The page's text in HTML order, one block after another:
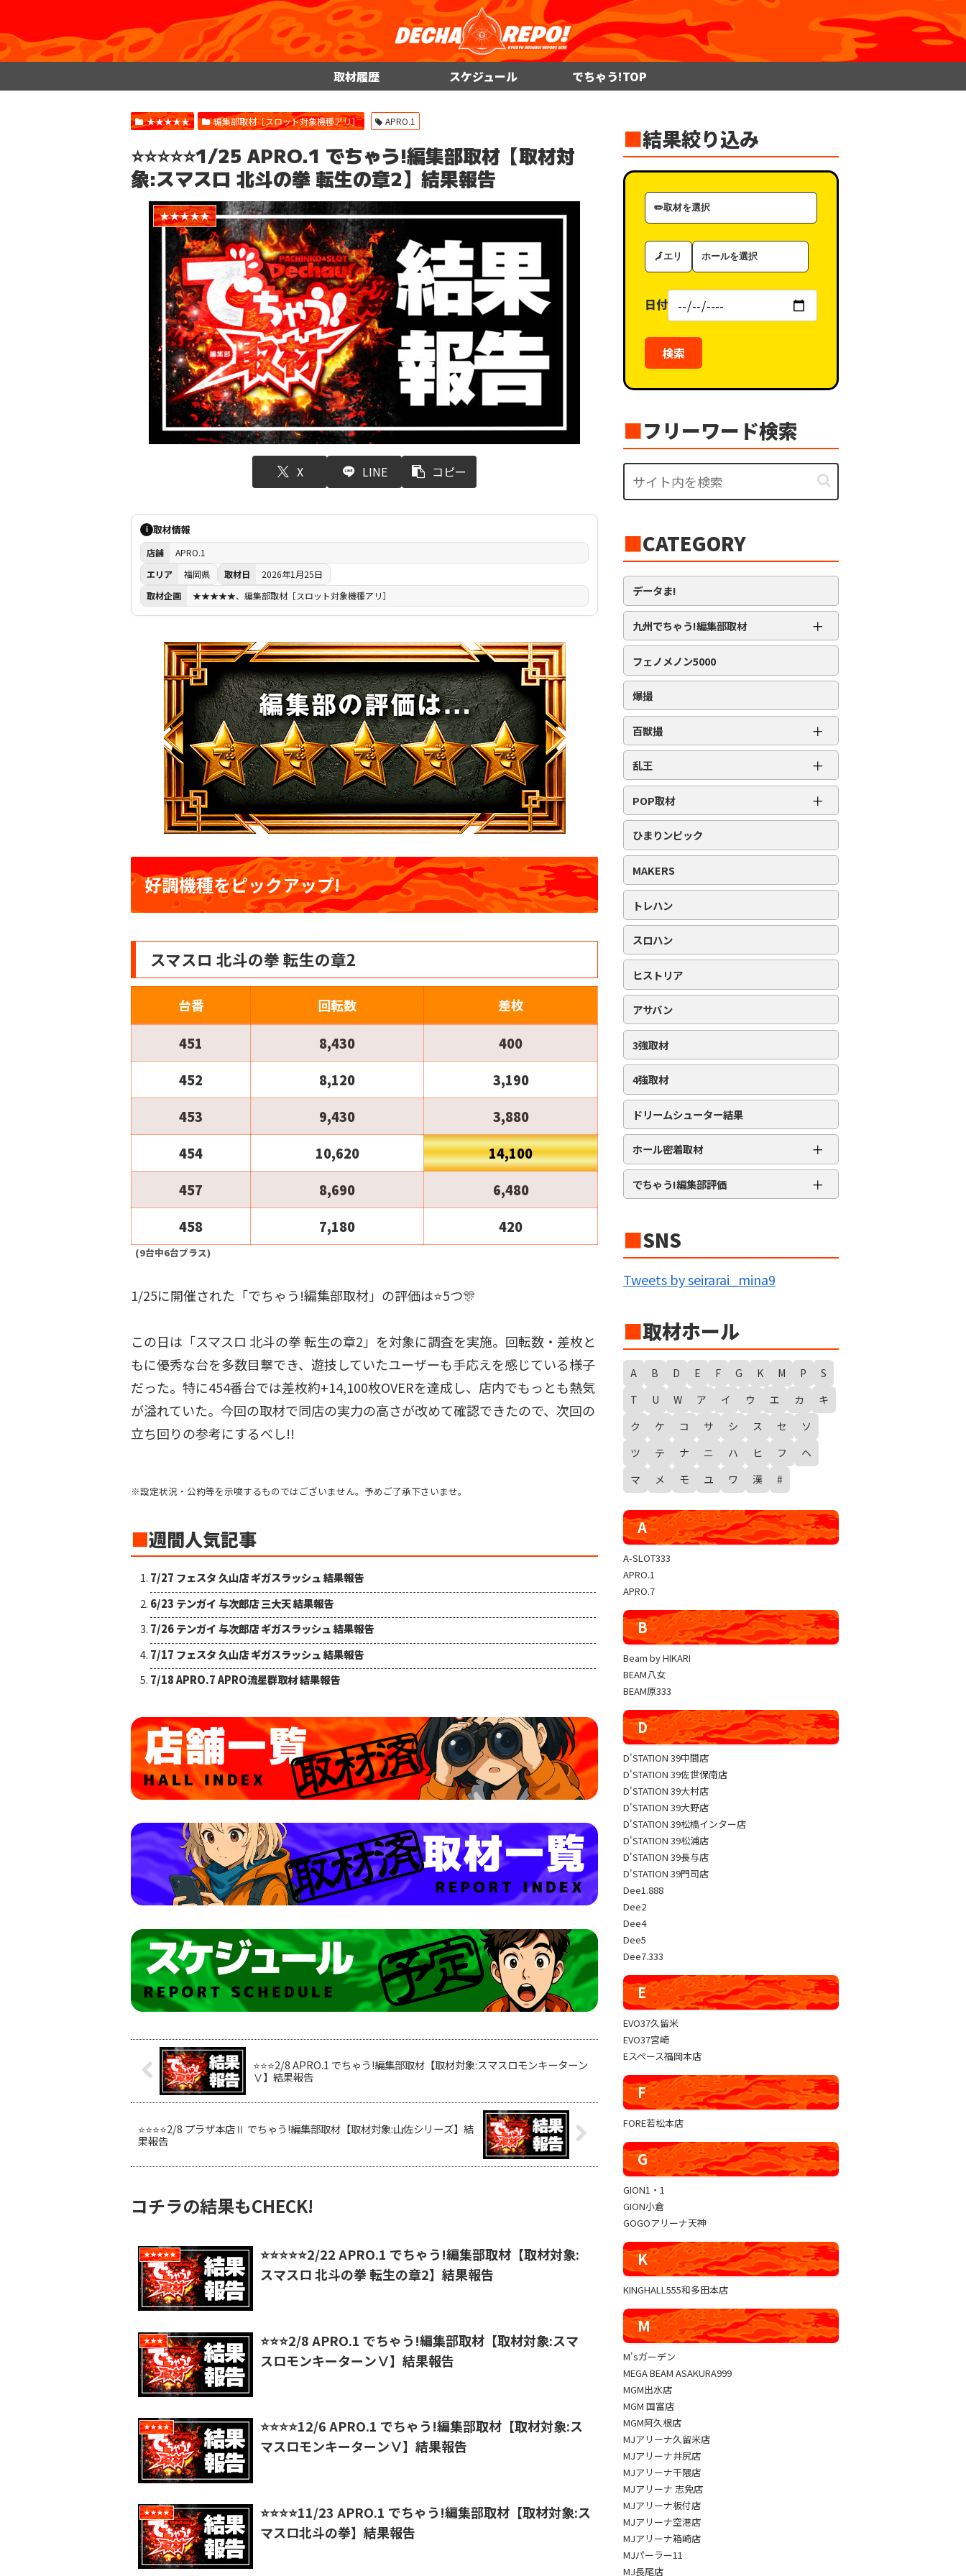
取材履歴 スケジュール でちゃう!TOP
★★★★★ 編集部取材［スロット対象機種アリ］ APRO.1
⭐️⭐️⭐️⭐️⭐️1/25 APRO.1 でちゃう!編集部取材【取材対
象:スマスロ 北斗の拳 転生の章2】結果報告
★★★★★
X LINE コピー
i 取材情報
店舗
APRO.1
エリア
福岡県 取材日
2026年1月25日
取材企画
★★★★★、編集部取材［スロット対象機種アリ］
好調機種をピックアップ!
スマスロ 北斗の拳 転生の章2
台番 回転数 差枚
451 8,430
400
452
8,120
3,190
453
9,430
3,880
454
10,620
14,100
457
8,690
6,480
458
7,180 420
(9台中6台プラス)
1/25に開催された「でちゃう!編集部取材」の評価は⭐️5つ🎊
この日は「スマスロ 北斗の拳 転生の章2」を対象に調査を実施。回転数・差枚と
もに優秀な台を多数目撃でき、遊技していたユーザーも手応えを感じている様子
だった。特に454番台では差枚約+14,100枚OVERを達成し、店内でもっとも熱気
が溢れていた。今回の取材で同店の実力の高さが改めて確認できたので、次回の
立ち回りの参考にするべし!!
※設定状況・公約等を示唆するものではございません。予めご了承下さいませ。
■週間人気記事
7/27 フェスタ 久山店 ギガスラッシュ 結果報告
6/23 テンガイ 与次郎店 三大天 結果報告
7/26 テンガイ 与次郎店 ギガスラッシュ 結果報告
7/17 フェスタ 久山店 ギガスラッシュ 結果報告
7/18 APRO.7 APRO流星群取材 結果報告
⭐️⭐️⭐️2/8 APRO.1 でちゃう!編集部取材【取材対象:スマスロモンキーターン
Ⅴ】結果報告
⭐️⭐️⭐️⭐️2/8 プラザ本店Ⅱ でちゃう!編集部取材【取材対象:山佐シリーズ】結
果報告
コチラの結果もCHECK!
★★★★★
⭐️⭐️⭐️⭐️⭐️2/22 APRO.1 でちゃう!編集部取材【取材対象:
スマスロ 北斗の拳 転生の章2】結果報告
★★★
⭐️⭐️⭐️2/8 APRO.1 でちゃう!編集部取材【取材対象:スマ
スロモンキーターンⅤ】結果報告
★★★★
⭐️⭐️⭐️⭐️12/6 APRO.1 でちゃう!編集部取材【取材対象:ス
マスロモンキーターンⅤ】結果報告
★★★★
⭐️⭐️⭐️⭐️11/23 APRO.1 でちゃう!編集部取材【取材対象:ス
マスロ北斗の拳】結果報告
■結果絞り込み
取
材
ゴ
ー
エ
リ
ホ
ー
（タ
グ）
日付
検索
■フリーワード検索
■CATEGORY
データま!
九州でちゃう!編集部取材 ＋
編集部取材［ダイヤ］
編集部取材［金］
編集部取材［スロット対象機種アリ］
フェノメノン5000
爆撮
百獣撮 ＋
百獣撮-改-［ライオン］
百獣撮［ゴリラ］
百獣撮-改-［ゴリラ］
百獣撮［ゾウ］
乱王 ＋
スロット乱王
パチンコ乱王
POP取材 ＋
周年番付
POP番付
PICK番付
ひまりンピック
MAKERS
トレハン
スロハン
ヒストリア
アサバン
3強取材
4強取材
ドリームシューター結果
ホール密着取材 ＋
APRO流星群取材
三大天
久留米ジャック
BIG BANG
回胴の極意
WANTED WONDERLAND
ギガスラッシュ
超ギガスラッシュ
新春スタートダッシュ取材
GRAND WARS-新店実践録-
SUGEEEEEEE!
ギャラクシー取材
グランドクラッシュ
トリプルユニオン
天極
玉屋共闘取材
SHOW TIME取材
聖域取材
戸畑クエスト
YUKO LUCKY×FACE 共闘取材
ヴァルヴレイヴ編集部一斉調査
三共闘取材
熊本の陣
協力取材
ゼッパチ取材
でちゃう!編集部評価 ＋
★★★★
★★★
★★
■SNS
Tweets by seirarai_mina9
■取材ホール
A B D E F G K M P
S
T
U W ア イ ウ エ カ
キ
ク
ケ コ サ シ ス セ
ソ
ツ
テ ナ ニ ハ ヒ フ
ヘ
マ
メ モ ユ ワ 漢 #
A
A-SLOT333
APRO.1
APRO.7
B
Beam by HIKARI
BEAM八女
BEAM原333
D
D'STATION 39中間店
D'STATION 39佐世保南店
D'STATION 39大村店
D'STATION 39大野店
D'STATION 39松橋インター店
D'STATION 39松浦店
D'STATION 39長与店
D'STATION 39門司店
Dee1.888
Dee2
Dee4
Dee5
Dee7.333
E
EVO37久留米
EVO37宮崎
Eスペース福岡本店
F
FORE若松本店
G
GION1・1
GION小倉
GOGOアリーナ天神
K
KINGHALL555和多田本店
M
M'sガーデン
MEGA BEAM ASAKURA999
MGM出水店
MGM 国富店
MGM阿久根店
MJアリーナ久留米店
MJアリーナ井尻店
MJアリーナ干隈店
MJアリーナ 志免店
MJアリーナ板付店
MJアリーナ空港店
MJアリーナ箱崎店
MJパーラー11
MJ長尾店